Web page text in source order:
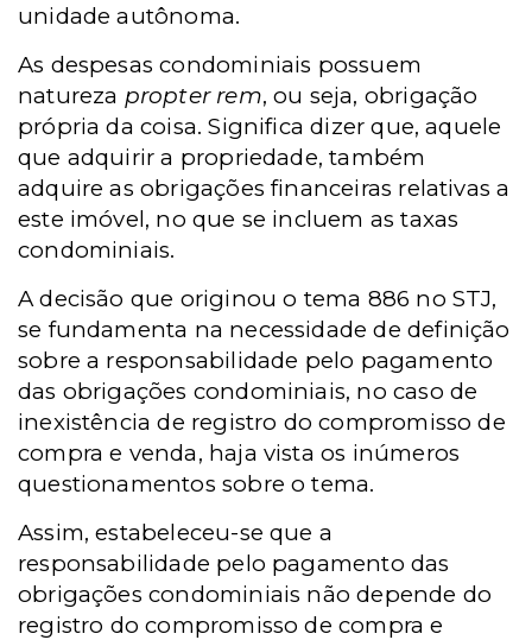
unidade autônoma.
As despesas condominiais possuem
natureza propter rem, ou seja, obrigação
própria da coisa. Significa dizer que, aquele
que adquirir a propriedade, também
adquire as obrigações financeiras relativas a
este imóvel, no que se incluem as taxas
condominiais.
A decisão que originou o tema 886 no STJ,
se fundamenta na necessidade de definição
sobre a responsabilidade pelo pagamento
das obrigações condominiais, no caso de
inexistência de registro do compromisso de
compra e venda, haja vista os inúmeros
questionamentos sobre o tema.
Assim, estabeleceu-se que a
responsabilidade pelo pagamento das
obrigações condominiais não depende do
registro do compromisso de compra e